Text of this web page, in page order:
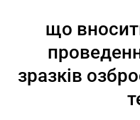
що
зразків